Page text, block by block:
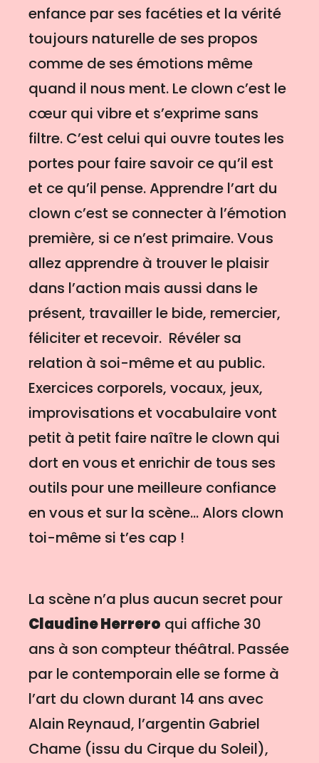
enfance par ses facéties et la vérité
toujours naturelle de ses propos
comme de ses émotions même
quand il nous ment. Le clown c’est le
cœur qui vibre et s’exprime sans
filtre. C’est celui qui ouvre toutes les
portes pour faire savoir ce qu’il est
et ce qu’il pense. Apprendre l’art du
clown c’est se connecter à l’émotion
première, si ce n’est primaire. Vous
allez apprendre à trouver le plaisir
dans l’action mais aussi dans le
présent, travailler le bide, remercier,
féliciter et recevoir. Révéler sa
relation à soi-même et au public.
Exercices corporels, vocaux, jeux,
improvisations et vocabulaire vont
petit à petit faire naître le clown qui
dort en vous et enrichir de tous ses
outils pour une meilleure confiance
en vous et sur la scène… Alors clown
toi-même si t’es cap !
La scène n’a plus aucun secret pour
Claudine Herrero qui affiche 30
ans à son compteur théâtral. Passée
par le contemporain elle se forme à
l’art du clown durant 14 ans avec
Alain Reynaud, l’argentin Gabriel
Chame (issu du Cirque du Soleil),